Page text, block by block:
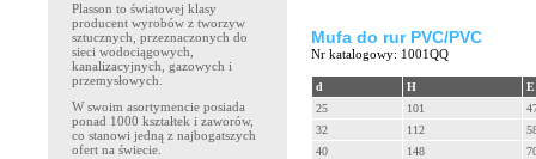
Plasson to światowej klasy
producent wyrobów z tworzyw
sztucznych, przeznaczonych do
sieci wodociągowych,
kanalizacyjnych, gazowych i
przemysłowych.
W swoim asortymencie posiada
ponad 1000 kształtek i zaworów,
co stanowi jedną z najbogatszych
ofert na świecie.
Mufa do rur PVC/PVC
Nr katalogowy: 1001QQ
d H
E
25
101
32
112
40
148